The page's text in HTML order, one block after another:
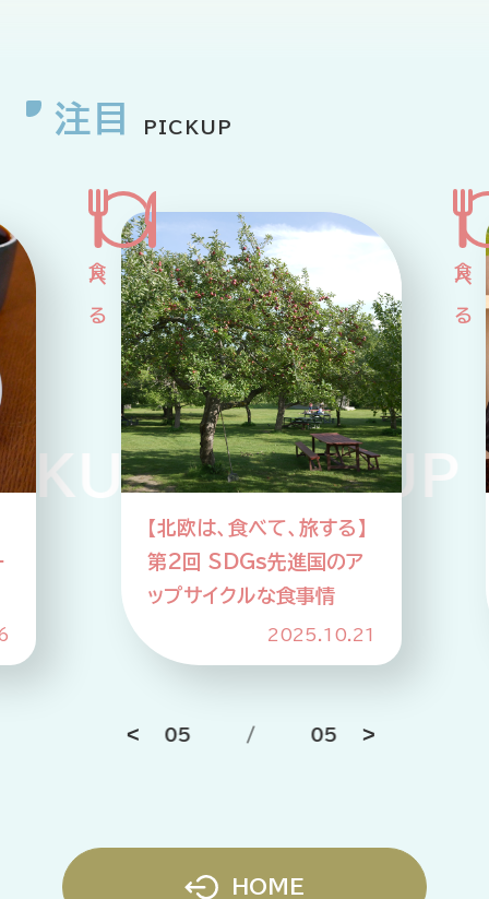
アサヒグループ公式チャンネル
企業情報 ニュースリリース
プライバシーポリシー 推奨環境
ご利用規約
注目 PICKUP
PICKUP
【北欧は、食べて、旅する】
第2回 SDGs先進国のア
ップサイクルな食事情
2025.10.21
05 / 05
HOME